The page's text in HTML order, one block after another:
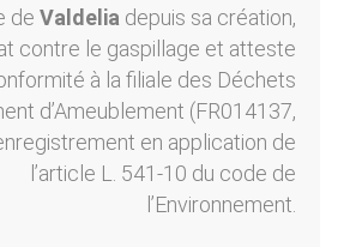
de Valdelia depuis sa création,
contre le gaspillage et atteste
à la filiale des Déchets
d’Ameublement (FR014137,
en application de
l’article L. 541-10 du code de
l’Environnement.